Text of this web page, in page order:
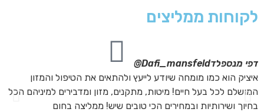
לקוחות ממליצים
דפי מנספלדDafi_mansfeld@
איציק הוא כמו מומחה שיודע לייעץ ולהתאים את הטיפול והמזון
המושלם לכל בעל חיים! מיטות, מתקנים, מזון ומדבירים למיניהם הכל
בחיוך ושירותיות ובמחירים הכי טובים שיש! ממליצה בחום